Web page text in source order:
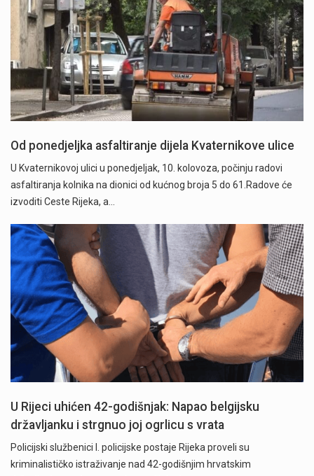
Od ponedjeljka asfaltiranje dijela Kvaternikove ulice
U Kvaternikovoj ulici u ponedjeljak, 10. kolovoza, počinju radovi
asfaltiranja kolnika na dionici od kućnog broja 5 do 61.Radove će
izvoditi Ceste Rijeka, a…
U Rijeci uhićen 42-godišnjak: Napao belgijsku
državljanku i strgnuo joj ogrlicu s vrata
Policijski službenici I. policijske postaje Rijeka proveli su
kriminalističko istraživanje nad 42-godišnjim hrvatskim